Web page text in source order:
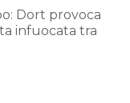
Dort provoca
infuocata tra